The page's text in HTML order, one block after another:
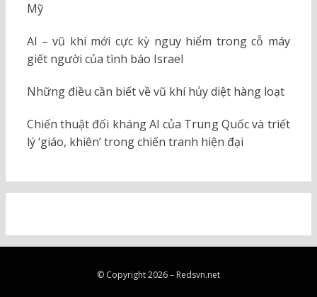
Mỹ
AI – vũ khí mới cực kỳ nguy hiểm trong cỗ máy
giết người của tình báo Israel
Những điều cần biết về vũ khí hủy diệt hàng loạt
Chiến thuật đối kháng AI của Trung Quốc và triết
lý ‘giáo, khiên’ trong chiến tranh hiện đại
© Copyright 2026 – Redsvn.net